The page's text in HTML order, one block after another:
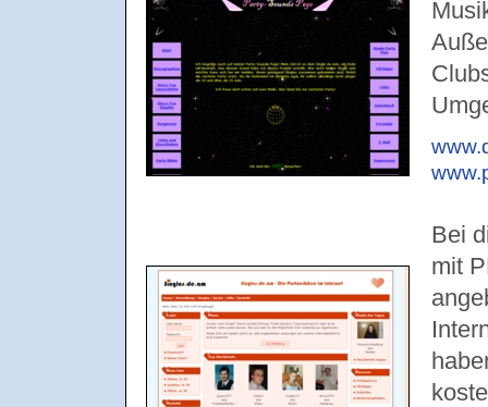
Bei
mit